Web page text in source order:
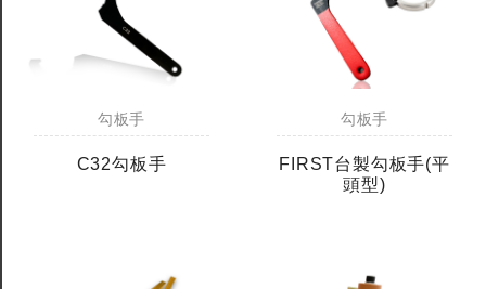
勾板手
C32勾板手
勾板手
FIRST台製勾板手(平
頭型)